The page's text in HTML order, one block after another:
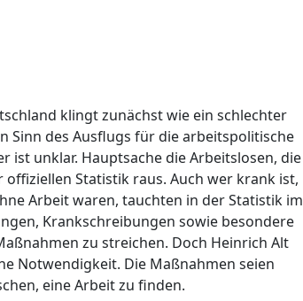
klingt zunächst wie ein schlechter
Sinn des Ausflugs für die arbeitspolitische
ist unklar. Hauptsache die Arbeitslosen, die
Statistik raus. Auch wer krank ist,
Arbeit waren, tauchten in der Statistik im
Krankschreibungen sowie besondere
zu streichen. Doch Heinrich Alt
Notwendigkeit. Die Maßnahmen seien
eine Arbeit zu finden.